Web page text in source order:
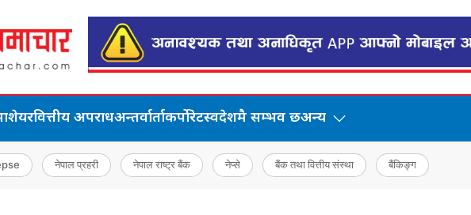
शेयरवित्तीय अपराधअन्तर्वार्ताकर्पोरेटस्वदेशमै सम्भव छअन्य
नेपाल प्रहरी नेपाल राष्ट्र बैंक नेप्से बैंक तथा वित्तीय संस्था बैंकिङ्ग